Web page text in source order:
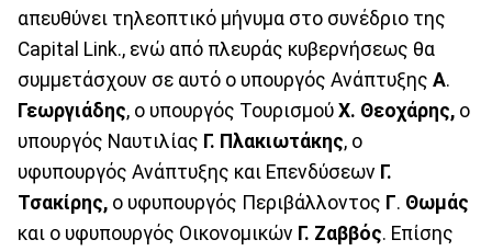
απευθύνει τηλεοπτικό μήνυμα στο συνέδριο της
Capital Link., ενώ από πλευράς κυβερνήσεως θα
συμμετάσχουν σε αυτό ο υπουργός Ανάπτυξης Α.
Γεωργιάδης, ο υπουργός Τουρισμού Χ. Θεοχάρης, ο
υπουργός Ναυτιλίας Γ. Πλακιωτάκης, ο
υφυπουργός Ανάπτυξης και Επενδύσεων Γ.
Τσακίρης, ο υφυπουργός Περιβάλλοντος Γ. Θωμάς
και ο υφυπουργός Οικονομικών Γ. Ζαββός. Επίσης